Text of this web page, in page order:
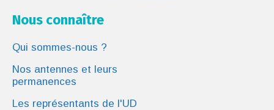
Nous connaître
Qui sommes-nous ?
Nos antennes et leurs
permanences
Les représentants de l'UD